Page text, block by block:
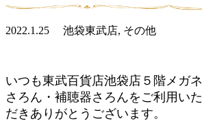
2022.1.25 池袋東武店, その他
いつも東武百貨店池袋店５階メガネ
さろん・補聴器さろんをご利用いた
だきありがとうございます。